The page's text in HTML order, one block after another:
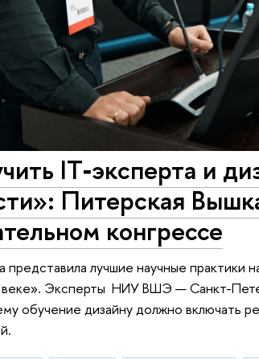
IT‑эксперта и
Питерская
конгрессе
представила лучшие научные практики
веке». Эксперты НИУ ВШЭ — Санкт-
обучение дизайну должно включать